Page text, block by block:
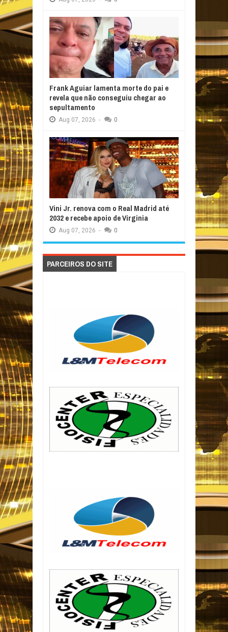
Frank Aguiar lamenta morte do pai e
revela que não conseguiu chegar ao
sepultamento
Aug 07, 2026 - 0
Vini Jr. renova com o Real Madrid até
2032 e recebe apoio de Virginia
Aug 07, 2026 - 0
PARCEIROS DO SITE